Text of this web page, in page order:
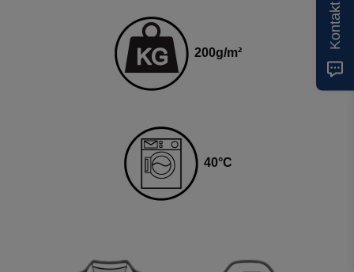
200g/m²
40°C
Kontakt